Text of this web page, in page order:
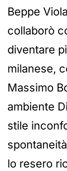
Beppe
collaborò
diventare
milanese,
Massimo
ambiente
stile
lo resero